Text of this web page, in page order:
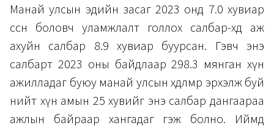
Манай улсын эдийн засаг 2023 онд 7.0 хувиар
өссөн боловч уламжлалт голлох салбар-хөдөө аж
ахуйн салбар 8.9 хувиар буурсан. Гэвч энэ
салбарт 2023 оны байдлаар 298.3 мянган хүн
ажилладаг буюу манай улсын хөдөлмөр эрхэлж буй
нийт хүн амын 25 хувийг энэ салбар дангаараа
ажлын байраар хангадаг гэж болно. Иймд